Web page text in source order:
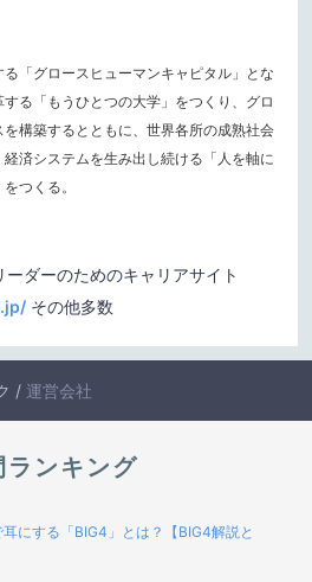
「グロースヒューマンキャピタル」とな
る「もうひとつの大学」をつくり、 グロ
構築するとともに、 世界各所の成熟社会
済システムを生み出し続ける 「人を軸に
つくる。
ダーのためのキャリアサイト
その他多数
/ 運営会社
ランキング
にする「BIG4」とは？【BIG4解説と